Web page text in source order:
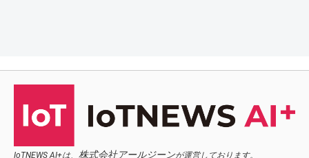
IoTNEWS AI+は、 株式会社アールジーンが運営しております。